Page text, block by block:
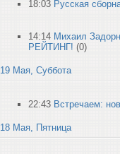
18:03 Русская
14:14 Михаил
РЕЙТИНГ! (0)
19 Мая, Суббота
22:43 Встречаем:
18 Мая, Пятница